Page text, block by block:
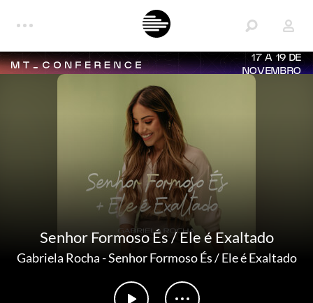
17 A 19 DE
NOVEMBRO
Senhor Formoso És / Ele é Exaltado
Gabriela Rocha-Senhor Formoso És / Ele é Exaltado